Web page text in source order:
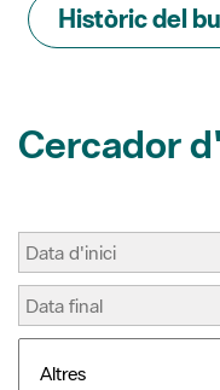
Històric del
Cercador